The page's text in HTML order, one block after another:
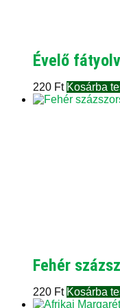
Évelő
220 Ft Kosárba
Fehér
220 Ft Kosárba